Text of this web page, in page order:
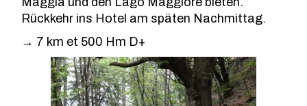
Rückkehr ins Hotel am späten Nachmittag.
→ 7 km et 500 Hm D+